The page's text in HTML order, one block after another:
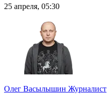
25 апреля, 05:30
Олег Васылышин Журналист